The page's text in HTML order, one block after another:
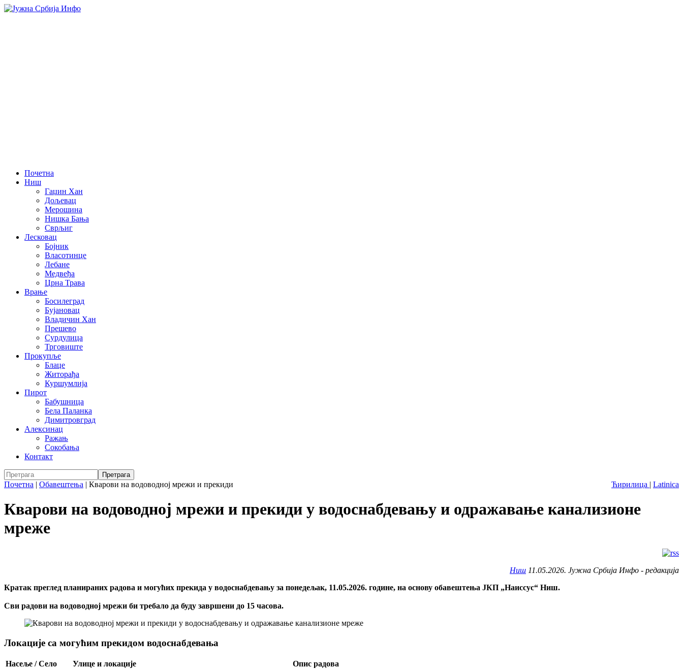
Почетна
Ниш
Гаџин Хан
Дољевац
Мерошина
Нишка Бања
Сврљиг
Лесковац
Бојник
Власотинце
Лебане
Медвеђа
Црна Трава
Врање
Босилеград
Бујановац
Владичин Хан
Прешево
Сурдулица
Трговиште
Прокупље
Блаце
Житорађа
Куршумлија
Пирот
Бабушница
Бела Паланка
Димитровград
Алексинац
Ражањ
Сокобања
Контакт
Ћирилица | Latinica
Почетна | Обавештења | Кварови на водоводној мрежи и прекиди
Кварови на водоводној мрежи и прекиди у водоснабдевању и одражавање канализионе
мреже
Ниш 11.05.2026. Јужна Србија Инфо - редакција
Кратак преглед планираних радова и могућих прекида у водоснабдевању за понедељак, 11.05.2026. године, на основу обавештења ЈКП „Наиссус“ Ниш.
Сви радови на водоводној мрежи би требало да буду завршени до 15 часова.
Локације са могућим прекидом водоснабдевања
Насеље / Село Улице и локације
Опис радова